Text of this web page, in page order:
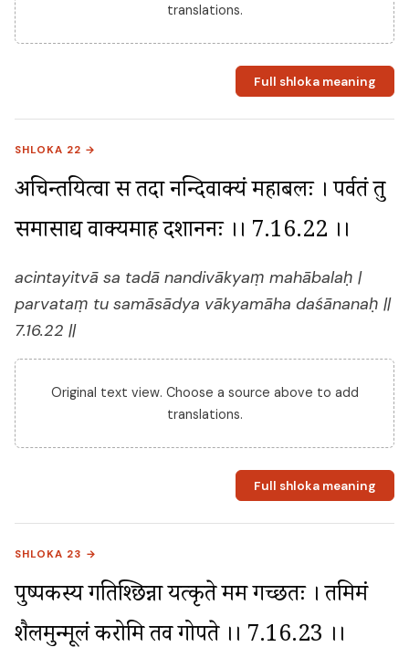
translations.
Full shloka meaning
SHLOKA 22 →
अचिन्तयित्वा स तदा नन्दिवाक्यं महाबलः । पर्वतं तु
समासाद्य वाक्यमाह दशाननः ।। 7.16.22 ।।
acintayitvā sa tadā nandivākyaṃ mahābalaḥ |
parvataṃ tu samāsādya vākyamāha daśānanaḥ ||
7.16.22 ||
Original text view. Choose a source above to add
translations.
Full shloka meaning
SHLOKA 23 →
पुष्पकस्य गतिश्छिन्ना यत्कृते मम गच्छतः । तमिमं
शैलमुन्मूलं करोमि तव गोपते ।। 7.16.23 ।।